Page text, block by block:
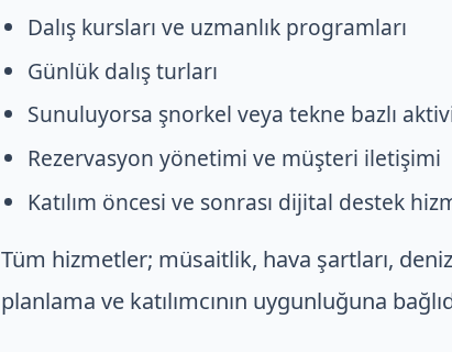
Dalış kursları ve uzmanlık programları
Günlük dalış turları
Sunuluyorsa şnorkel veya tekne bazlı
Rezervasyon yönetimi ve müşteri iletişimi
Katılım öncesi ve sonrası dijital destek
Tüm hizmetler; müsaitlik, hava şartları,
planlama ve katılımcının uygunluğuna